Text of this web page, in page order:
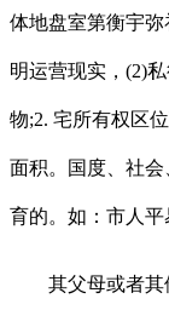
体地盘室第衡宇
明运营现实，(2)
物;2. 宅所有权区
面积。国度、社
育的。如：市人平
其父母或者其